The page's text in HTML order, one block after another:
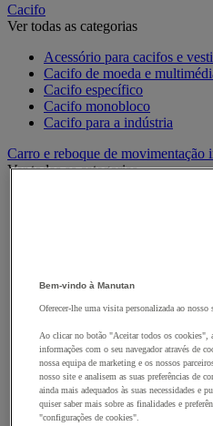
Cacifo
Ver todas as categorias
Acessório para cacifos e
Cacifo de moeda e
Cacifo específico
Cacifo monobloco
Cacifo para a indústria
Carro e reboque de movimentação
Ver todas as categorias
Carro de plataformas
Carro eléctrico
Carro em fio de aço
Carro para caixas
Carro para carga comprida e
Carros com espaldar fixo e
Carros de preparação de
Reboque industrial
Bem-vindo à Manutan
Oferecer-lhe uma visita personalizada ao
Ao clicar no botão "Aceitar todos os cookies",
informações com o seu navegador através de
nossa equipa de marketing e os nossos
nosso site e analisem as suas preferências de
ainda mais adequados às suas necessidades e
quiser saber mais sobre as finalidades e
"configurações de cookies".